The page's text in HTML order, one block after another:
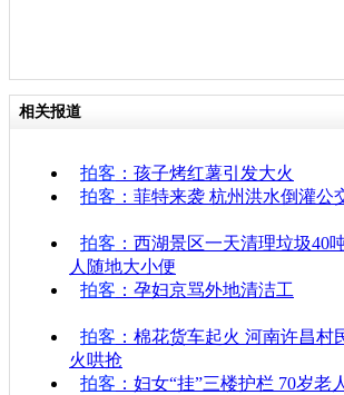
相关报道
拍客 ：孩子烤红薯引发大火
拍客 ：菲特来袭 杭州洪水倒灌公
拍客 ：西湖景区一天清理垃圾40
人随地大小便
拍客 ：孕妇京骂外地清洁工
拍客 ：棉花货车起火 河南许昌村
火哄抢
拍客 ：妇女“挂”三楼护栏 70岁老